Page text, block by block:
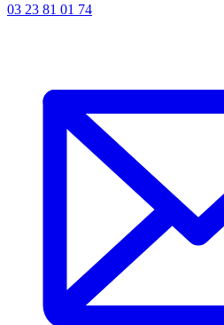
03 23 81 01 74